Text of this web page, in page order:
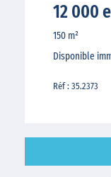
12 000
150 m²
Disponible
Réf : 35.2373